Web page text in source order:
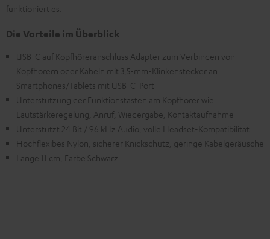
funktioniert es.
Die Vorteile im Überblick
USB-C auf Kopfhöreranschluss Adapter zum Verbinden von
Kopfhörern oder Kabeln mit 3,5-mm-Klinkenstecker an
Smartphones/Tablets mit USB-C-Port
Unterstützung der Funktionstasten am Kopfhörer wie
Lautstärkeregelung, Anruf, Wiedergabe, Kontaktaufnahme
Unterstützt 24 Bit / 96 kHz Audio, volle Headset-Kompatibilität
Hochflexibes Nylon, sicherer Knickschutz, geringe Kabelgeräusche
Länge 11 cm, Farbe Schwarz